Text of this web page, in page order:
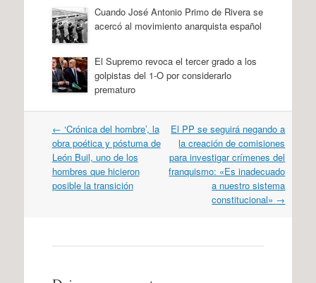
Cuando José Antonio Primo de Rivera se
acercó al movimiento anarquista español
El Supremo revoca el tercer grado a los
golpistas del 1-O por considerarlo
prematuro
Navegación
por
artículos
← ‘Crónica del hombre’, la
obra poética y póstuma de
León Buil, uno de los
hombres que hicieron
posible la transición
El PP se seguirá negando a
la creación de comisiones
para investigar crímenes del
franquismo: «Es inadecuado
a nuestro sistema
constitucional» →